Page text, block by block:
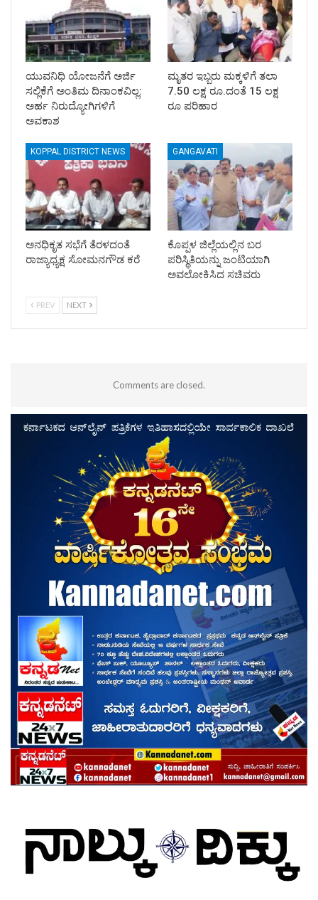
ಯುವನಿಧಿ ಯೋಜನೆಗೆ ಅರ್ಜಿ
ಸಲ್ಲಿಕೆಗೆ ಅಂತಿಮ ದಿನಾಂಕವಿಲ್ಲ:
ಅರ್ಹ ನಿರುದ್ಯೋಗಿಗಳಿಗೆ
ಅವಕಾಶ
ಮೃತರ ಇಬ್ಬರು ಮಕ್ಕಳಿಗೆ ತಲಾ
7.50 ಲಕ್ಷ ರೂ.ದಂತೆ 15 ಲಕ್ಷ
ರೂ ಪರಿಹಾರ
KOPPAL DISTRICT NEWS
ಅನಧಿಕೃತ ಸಭೆಗೆ ತೆರಳದಂತೆ
ರಾಜ್ಯಾಧ್ಯಕ್ಷ ಸೋಮನಗೌಡ ಕರೆ
GANGAVATI
ಕೊಪ್ಪಳ ಜಿಲ್ಲೆಯಲ್ಲಿನ ಬರ
ಪರಿಸ್ಥಿತಿಯನ್ನು ಜಂಟಿಯಾಗಿ
ಅವಲೋಕಿಸಿದ ಸಚಿವರು
PREV NEXT
Comments are closed.